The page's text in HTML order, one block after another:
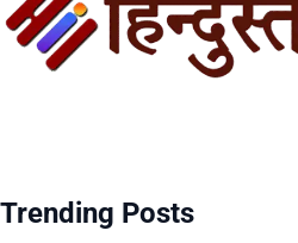
Trending Posts